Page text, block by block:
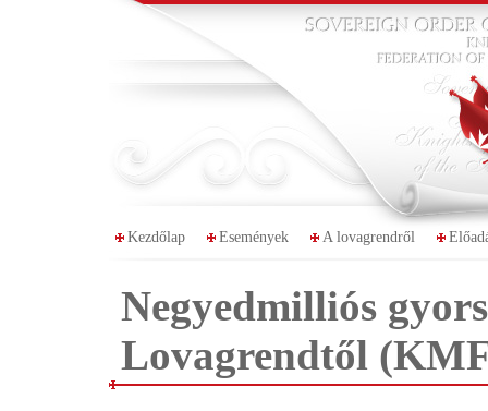
Kezdőlap Események A lovagrendről
Negyedmilliós
Lovagrendtől